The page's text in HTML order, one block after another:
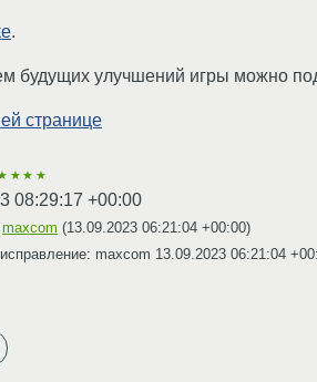
.
будущих улучшений игры можно
странице
08:29:17 +00:00
maxcom (13.09.2023 06:21:04 +00:00)
maxcom 13.09.2023 06:21:04